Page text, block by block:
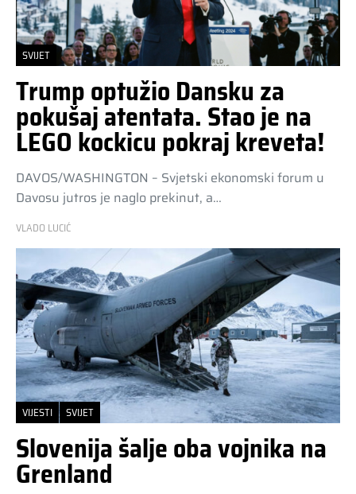
SVIJET
Trump optužio Dansku za
pokušaj atentata. Stao je na
LEGO kockicu pokraj kreveta!
DAVOS/WASHINGTON – Svjetski ekonomski forum u
Davosu jutros je naglo prekinut, a…
VLADO LUCIĆ
VIJESTI SVIJET
Slovenija šalje oba vojnika na
Grenland